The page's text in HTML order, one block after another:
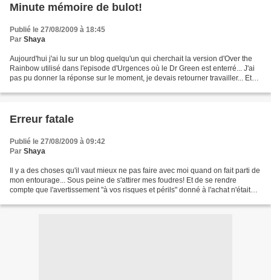
Minute mémoire de bulot!
Publié le 27/08/2009 à 18:45
Par Shaya
Aujourd'hui j'ai lu sur un blog quelqu'un qui cherchait la version d'Over the
Rainbow utilisé dans l'episode d'Urgences où le Dr Green est enterré... J'ai
pas pu donner la réponse sur le moment, je devais retourner travailler... Et
Erreur fatale
Publié le 27/08/2009 à 09:42
Par Shaya
Il y a des choses qu'il vaut mieux ne pas faire avec moi quand on fait parti de
mon entourage... Sous peine de s'attirer mes foudres! Et de se rendre
compte que l'avertissement "à vos risques et périls" donné à l'achat n'était